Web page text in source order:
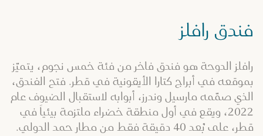
فندق رافلز
رافلز الدوحة هو فندق فاخر من فئة خمس نجوم، يتميّز
بموقعه في أبراج كتارا الأيقونية في قطر. فتح الفندق،
الذي صمّمه مارسيل وندرز، أبوابه لاستقبال الضيوف عام
2022، ويقع في أول منطقة خضراء ملتزمة بيئياً في
قطر، على بُعد 40 دقيقة فقط من مطار حمد الدولي.